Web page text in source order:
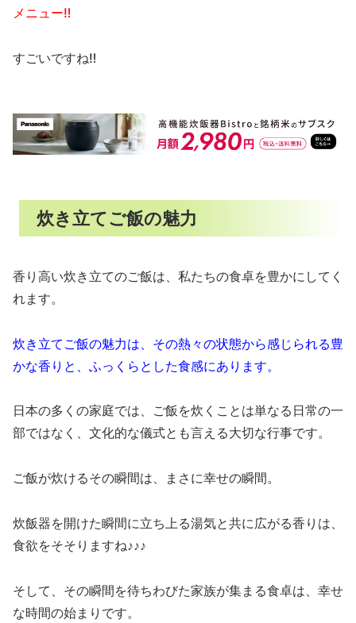
メニュー‼
すごいですね‼
炊き立てご飯の魅力
香り高い炊き立てのご飯は、私たちの食卓を豊かにしてく
れます。
炊き立てご飯の魅力は、その熱々の状態から感じられる豊
かな香りと、ふっくらとした食感にあります。
日本の多くの家庭では、ご飯を炊くことは単なる日常の一
部ではなく、文化的な儀式とも言える大切な行事です。
ご飯が炊けるその瞬間は、まさに幸せの瞬間。
炊飯器を開けた瞬間に立ち上る湯気と共に広がる香りは、
食欲をそそりますね♪♪♪
そして、その瞬間を待ちわびた家族が集まる食卓は、幸せ
な時間の始まりです。